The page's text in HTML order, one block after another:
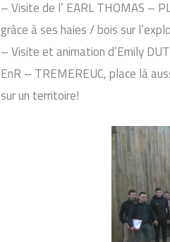
– Visite de l’ EARL THOMAS –
grâce à ses haies / bois sur
– Visite et animation d’Emily
EnR – TREMEREUC, place là
sur un territoire!